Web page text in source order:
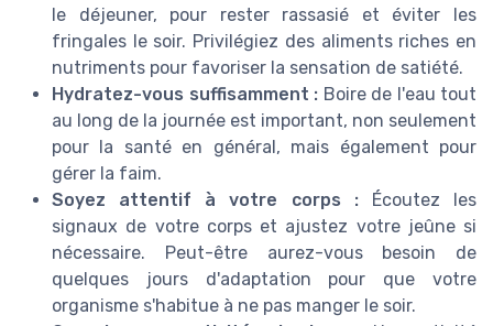
le déjeuner, pour rester rassasié et éviter les
fringales le soir. Privilégiez des aliments riches en
nutriments pour favoriser la sensation de satiété.
Hydratez-vous suffisamment : Boire de l'eau tout
au long de la journée est important, non seulement
pour la santé en général, mais également pour
gérer la faim.
Soyez attentif à votre corps :Écoutez les
signaux de votre corps et ajustez votre jeûne si
nécessaire. Peut-être aurez-vous besoin de
quelques jours d'adaptation pour que votre
organisme s'habitue à ne pas manger le soir.